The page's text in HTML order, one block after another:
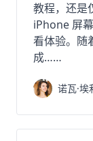
教程，还是
iPhone 屏
看体验。随
成……
诺瓦·埃